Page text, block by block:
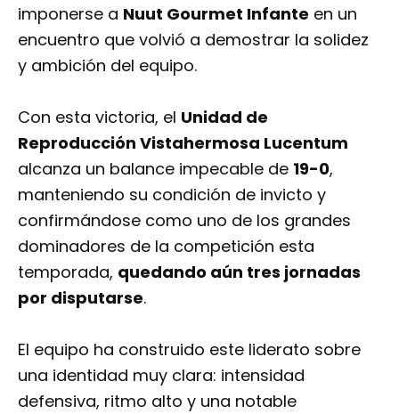
imponerse a Nuut Gourmet Infante en un
encuentro que volvió a demostrar la solidez
y ambición del equipo.
Con esta victoria, el Unidad de
Reproducción Vistahermosa Lucentum
alcanza un balance impecable de 19-0,
manteniendo su condición de invicto y
confirmándose como uno de los grandes
dominadores de la competición esta
temporada, quedando aún tres jornadas
por disputarse.
El equipo ha construido este liderato sobre
una identidad muy clara: intensidad
defensiva, ritmo alto y una notable